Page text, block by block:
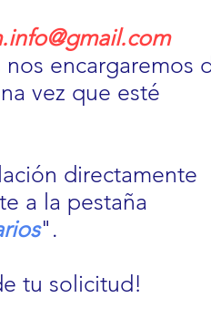
encargaremos
vez que esté
directamente
a la pestaña
".
tu solicitud!